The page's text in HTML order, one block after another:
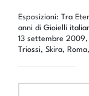
Esposizioni: Tra
anni di Gioielli
13 settembre
Triossi, Skira,